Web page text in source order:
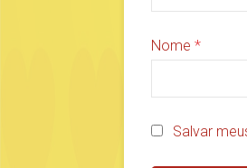
Nome *
Salvar